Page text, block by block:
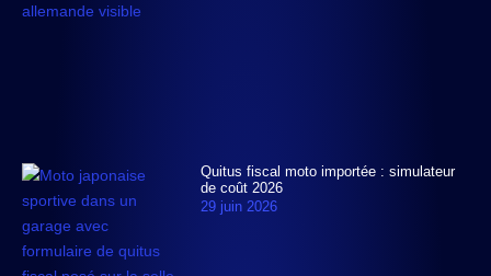
Quitus fiscal moto importée : simulateur
de coût 2026
29 juin 2026